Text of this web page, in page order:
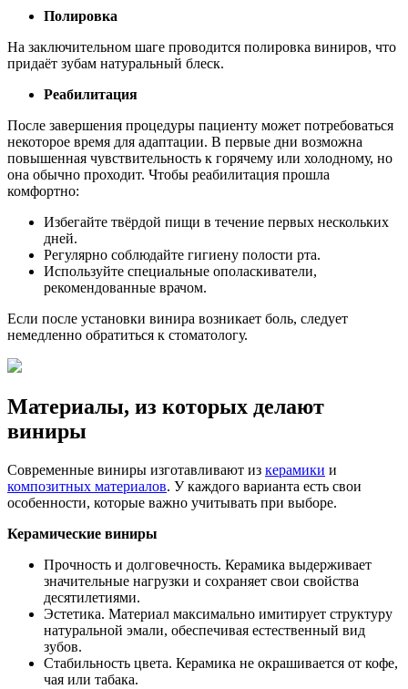
Полировка
На заключительном шаге проводится полировка виниров, что
придаёт зубам натуральный блеск.
Реабилитация
После завершения процедуры пациенту может потребоваться
некоторое время для адаптации. В первые дни возможна
повышенная чувствительность к горячему или холодному, но
она обычно проходит. Чтобы реабилитация прошла
комфортно:
Избегайте твёрдой пищи в течение первых нескольких
дней.
Регулярно соблюдайте гигиену полости рта.
Используйте специальные ополаскиватели,
рекомендованные врачом.
Если после установки винира возникает боль, следует
немедленно обратиться к стоматологу.
Материалы, из которых делают
виниры
Современные виниры изготавливают из керамики и
композитных материалов. У каждого варианта есть свои
особенности, которые важно учитывать при выборе.
Керамические виниры
Прочность и долговечность. Керамика выдерживает
значительные нагрузки и сохраняет свои свойства
десятилетиями.
Эстетика. Материал максимально имитирует структуру
натуральной эмали, обеспечивая естественный вид
зубов.
Стабильность цвета. Керамика не окрашивается от кофе,
чая или табака.